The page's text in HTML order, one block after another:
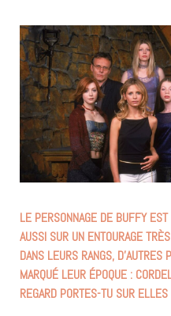
LE PERSONNAGE DE BUFFY
AUSSI SUR UN ENTOURAGE
DANS LEURS RANGS, D’AUTRES
MARQUÉ LEUR ÉPOQUE :
REGARD PORTES-TU SUR